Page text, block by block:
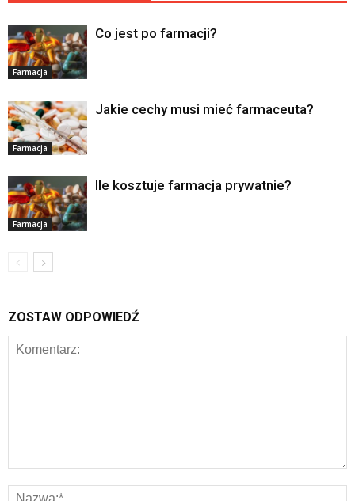
Farmacja
Co jest po farmacji?
Farmacja
Jakie cechy musi mieć farmaceuta?
Farmacja
Ile kosztuje farmacja prywatnie?
ZOSTAW ODPOWIEDŹ